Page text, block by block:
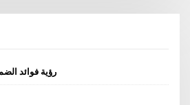
رؤية فوائد